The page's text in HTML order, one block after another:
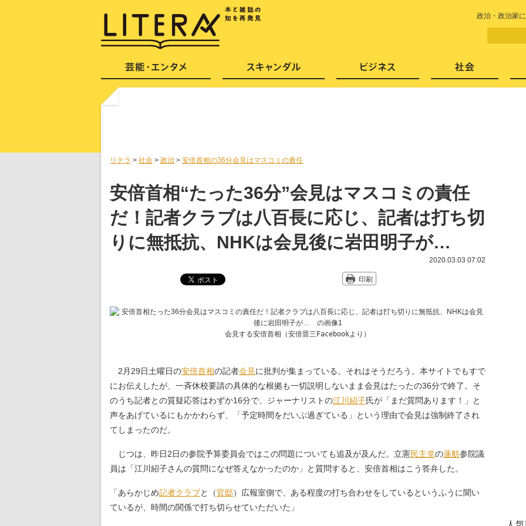
政治・政治家
リテラ > 社会 > 政治 > 安倍首相の36分会見はマスコミの責任
安倍首相“たった36分”会見はマスコミの責任
だ！記者クラブは八百長に応じ、記者は打ち切
りに無抵抗、NHKは会見後に岩田明子が…
2020.03.03 07:02
印刷
会見する安倍首相（安倍晋三Facebookより）
2月29日土曜日の安倍首相の記者会見に批判が集まっている。それはそうだろう。本サイトでもすで
にお伝えしたが、一斉休校要請の具体的な根拠も一切説明しないまま会見はたったの36分で終了。そ
のうち記者との質疑応答はわずか16分で、ジャーナリストの江川紹子氏が「まだ質問あります！」と
声をあげているにもかかわらず、「予定時間をだいぶ過ぎている」という理由で会見は強制終了され
てしまったのだ。
じつは、昨日2日の参院予算委員会ではこの問題についても追及が及んだ。立憲民主党の蓮舫参院議
員は「江川紹子さんの質問になぜ答えなかったのか」と質問すると、安倍首相はこう答弁した。
「あらかじめ記者クラブと（官邸）広報室側で、ある程度の打ち合わせをしているというふうに聞い
ているが、時間の関係で打ち切らせていただいた」
芸能・エンタメ スキャンダル